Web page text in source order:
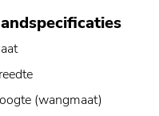
(wangmaat)